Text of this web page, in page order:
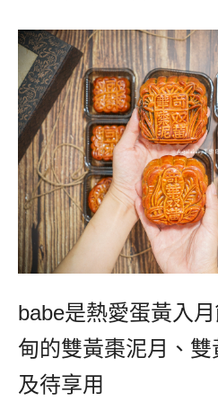
babe是熱愛蛋黃入
甸的雙黃棗泥月、
及待享用